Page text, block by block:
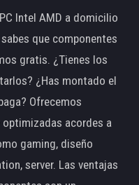
Intel AMD a domicilio
que componentes
gratis. ¿Tienes los
¿Has montado el
Ofrecemos
acordes a
gaming, diseño
server. Las ventajas